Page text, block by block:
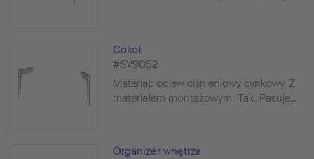
Cokół
#SV9052
Materiał: odlew ciśnieniowy cynkowy, Z
materiałem montażowym: Tak, Pasuje...
Organizer wnętrza